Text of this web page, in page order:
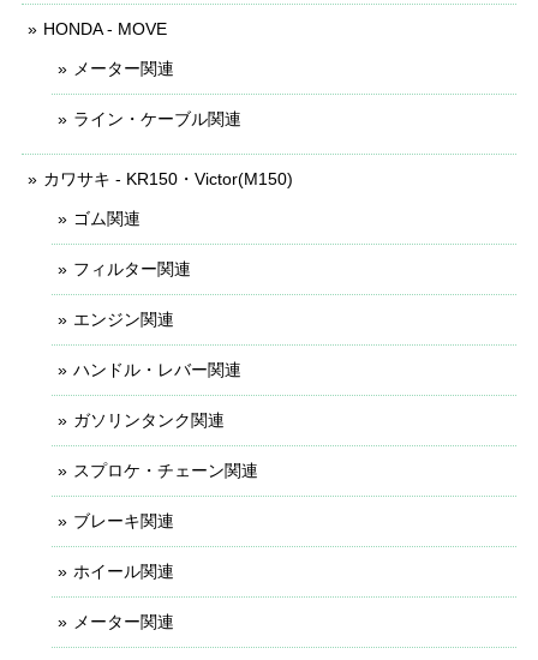
HONDA - MOVE
メーター関連
ライン・ケーブル関連
カワサキ - KR150・Victor(M150)
ゴム関連
フィルター関連
エンジン関連
ハンドル・レバー関連
ガソリンタンク関連
スプロケ・チェーン関連
ブレーキ関連
ホイール関連
メーター関連